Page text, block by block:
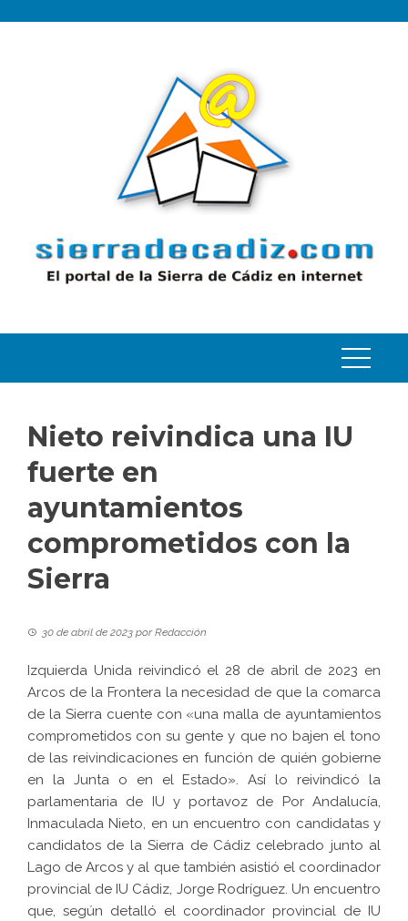
Nieto reivindica una IU
fuerte en
ayuntamientos
comprometidos con la
Sierra
30 de abril de 2023 porRedacción
Izquierda Unida reivindicó el 28 de abril de 2023 en
Arcos de la Frontera la necesidad de que la comarca
de la Sierra cuente con «una malla de ayuntamientos
comprometidos con su gente y que no bajen el tono
de las reivindicaciones en función de quién gobierne
en la Junta o en el Estado». Así lo reivindicó la
parlamentaria de IU y portavoz de Por Andalucía,
Inmaculada Nieto, en un encuentro con candidatas y
candidatos de la Sierra de Cádiz celebrado junto al
Lago de Arcos y al que también asistió el coordinador
provincial de IU Cádiz, Jorge Rodríguez. Un encuentro
que, según detalló el coordinador provincial de IU